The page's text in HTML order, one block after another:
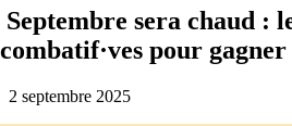
Septembre sera chaud :
combatif·ves pour
2 septembre 2025